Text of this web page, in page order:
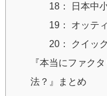
18： 日本中
19： オッティ
20： クイッ
『本当にファク
法？』まとめ